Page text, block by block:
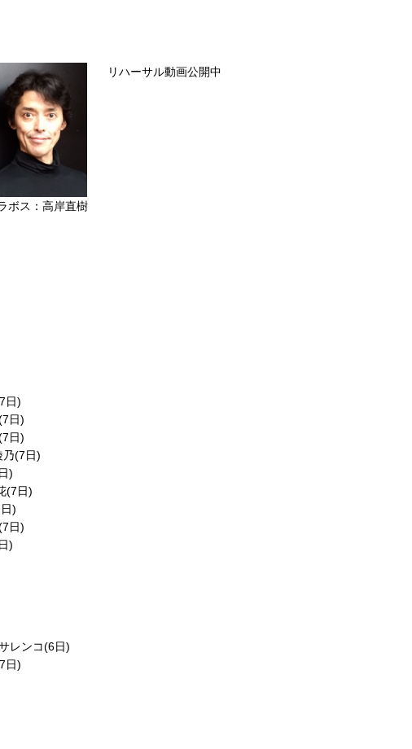
ボス：高岸直樹
リハーサル動画公開中
日)
日)
日)
(7日)
)
日)
)
日)
)
レンコ(6日)
日)